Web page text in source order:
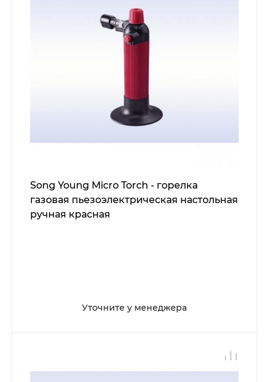
Song Young Micro Torch - горелка
газовая пьезоэлектрическая настольная
ручная красная
Уточните у менеджера